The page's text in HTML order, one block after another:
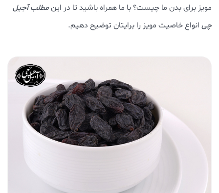
مویز برای بدن ما چیست؟ با ما همراه باشید تا در اینمطلب آجیل
چی انواع خاصیت مویز را برایتان توضیح دهیم.